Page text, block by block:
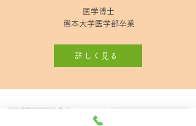
医学博士
熊本大学医学部卒業
詳しく見る